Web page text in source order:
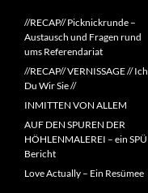
//RECAP// Picknickrunde –
Austausch und Fragen rund
ums Referendariat
//RECAP// VERNISSAGE // Ich
Du Wir Sie //
INMITTEN VON ALLEM
AUF DEN SPUREN DER
HÖHLENMALEREI – ein SPÜ
Bericht
Love Actually – Ein Resümee